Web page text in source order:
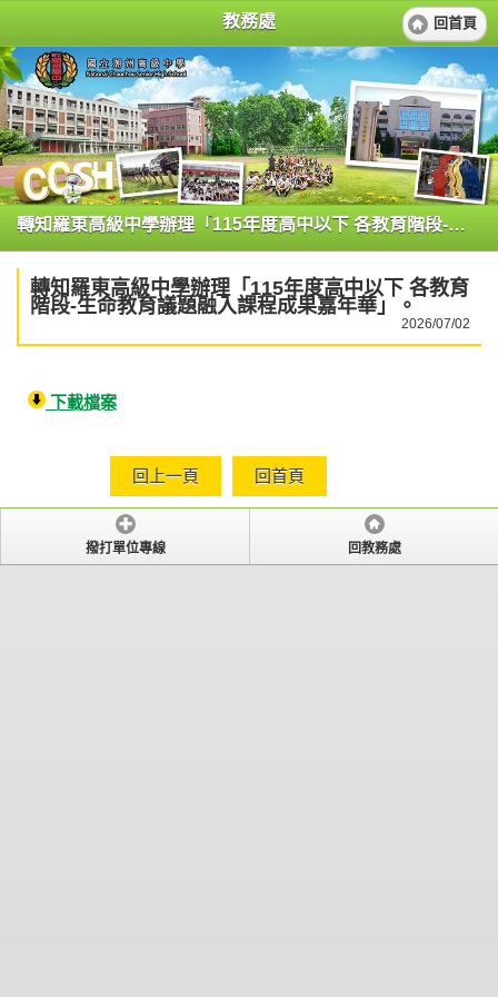
教務處 回首頁
轉知羅東高級中學辦理「115年度高中以下 各教育階段-生命教育議題融入課程成果嘉年華」。
轉知羅東高級中學辦理「115年度高中以下 各教育
階段-生命教育議題融入課程成果嘉年華」。
2026/07/02
下載檔案
回上一頁 回首頁
撥打單位專線 回教務處